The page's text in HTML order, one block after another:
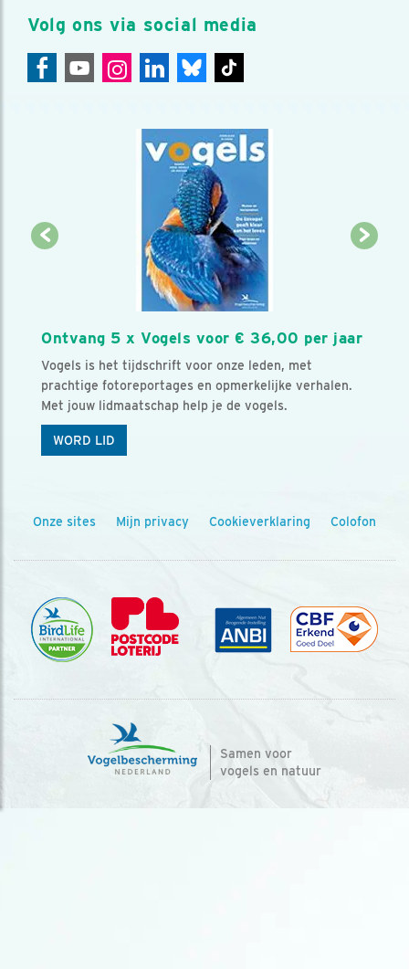
Volg ons via social media
Ontvang 5 x Vogels voor € 36,00 per jaar
Vogels is het tijdschrift voor onze leden, met
prachtige fotoreportages en opmerkelijke verhalen.
Met jouw lidmaatschap help je de vogels.
WORD LID
Onze sites Mijn privacy Cookieverklaring Colofon
Samen voor
vogels en natuur